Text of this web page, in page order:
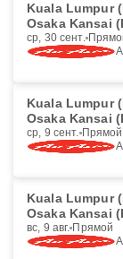
Kuala Lumpur
Osaka Kansai
ср, 30 сент.
Kuala Lumpur
Osaka Kansai
ср, 9 сент. Прямой
Kuala Lumpur
Osaka Kansai
вс, 9 авг. Прямой